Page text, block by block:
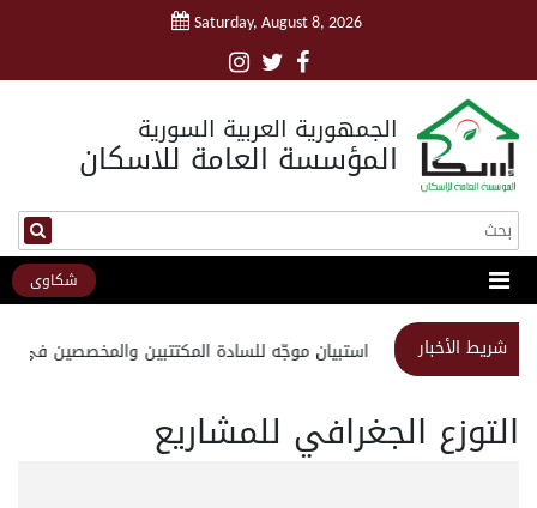
Saturday, August 8, 2026
الجمهورية العربية السورية
المؤسسة العامة للاسكان
شكاوى
شريط الأخبار استبيان موجّه للسادة المكتتبين والمخصصين في
التوزع الجغرافي للمشاريع